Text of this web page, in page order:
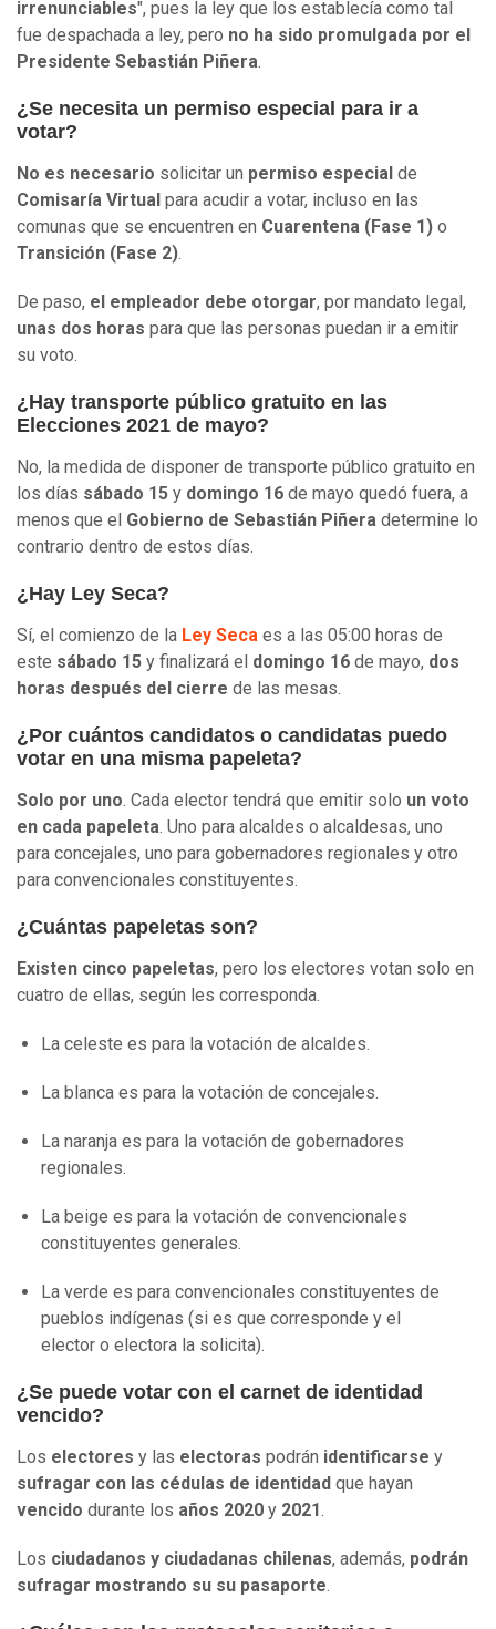
irrenunciables", pues la ley que los establecía como tal
fue despachada a ley, pero no ha sido promulgada por el
Presidente Sebastián Piñera.
¿Se necesita un permiso especial para ir a
votar?
No es necesario solicitar un permiso especial de
Comisaría Virtual para acudir a votar, incluso en las
comunas que se encuentren en Cuarentena (Fase 1) o
Transición (Fase 2).
De paso, el empleador debe otorgar, por mandato legal,
unas dos horas para que las personas puedan ir a emitir
su voto.
¿Hay transporte público gratuito en las
Elecciones 2021 de mayo?
No, la medida de disponer de transporte público gratuito en
los días sábado 15 y domingo 16 de mayo quedó fuera, a
menos que el Gobierno de Sebastián Piñera determine lo
contrario dentro de estos días.
¿Hay Ley Seca?
Sí, el comienzo de la Ley Seca es a las 05:00 horas de
este sábado 15 y finalizará el domingo 16 de mayo, dos
horas después del cierre de las mesas.
¿Por cuántos candidatos o candidatas puedo
votar en una misma papeleta?
Solo por uno. Cada elector tendrá que emitir solo un voto
en cada papeleta. Uno para alcaldes o alcaldesas, uno
para concejales, uno para gobernadores regionales y otro
para convencionales constituyentes.
¿Cuántas papeletas son?
Existen cinco papeletas, pero los electores votan solo en
cuatro de ellas, según les corresponda.
La celeste es para la votación de alcaldes.
La blanca es para la votación de concejales.
La naranja es para la votación de gobernadores
regionales.
La beige es para la votación de convencionales
constituyentes generales.
La verde es para convencionales constituyentes de
pueblos indígenas (si es que corresponde y el
elector o electora la solicita).
¿Se puede votar con el carnet de identidad
vencido?
Los electores y las electoras podrán identificarse y
sufragar con las cédulas de identidad que hayan
vencido durante los años 2020 y 2021.
Los ciudadanos y ciudadanas chilenas, además, podrán
sufragar mostrando su su pasaporte.